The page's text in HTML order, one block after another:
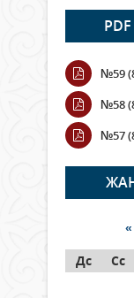
Open
мыңнан
06
Wi-Fi
ӨТЕДІ?
06
05
№59
№58
№57
«
Дс
Сс